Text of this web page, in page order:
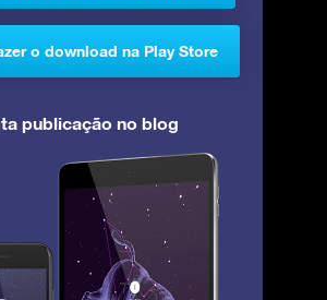
o download na Play Store
publicação no blog